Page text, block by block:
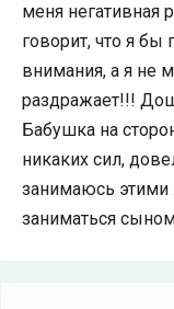
меня негативная
говорит, что я бы
внимания, а я не
раздражает!!!
Бабушка на
никаких сил,
занимаюсь
заниматься